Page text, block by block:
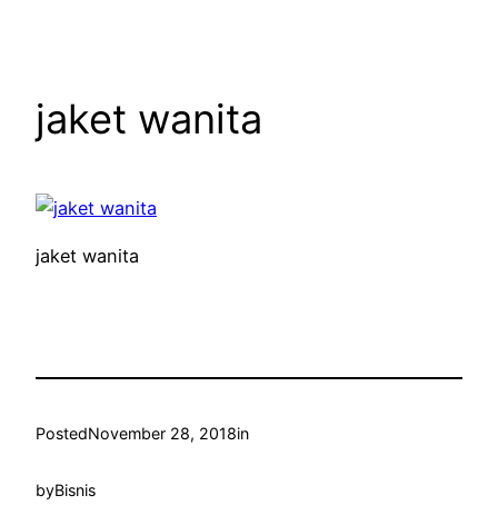
jaket wanita
jaket wanita
PostedNovember 28, 2018in
byBisnis